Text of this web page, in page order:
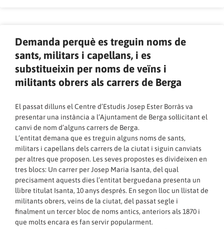
Demanda perquè es treguin noms de
sants, militars i capellans, i es
substitueixin per noms de veïns i
militants obrers als carrers de Berga
El passat dilluns el Centre d’Estudis Josep Ester Borràsva
presentar una instància a l’Ajuntament de Berga sol·licitant el
canvi de nom d’alguns carrers de Berga.
L’entitat demana que es treguin alguns noms de sants,
militars i capellans dels carrers de la ciutat i siguin canviats
per altres que proposen. Les seves propostes es divideixen en
tres blocs: Un carrer per Josep Maria Isanta, del qual
precisament aquests dies l’entitat berguedana presenta un
llibre titulat Isanta, 10 anys després. En segon lloc un llistat de
militants obrers, veins de la ciutat, del passat segle i
finalment un tercer bloc de noms antics, anteriors als 1870 i
que molts encara es fan servir popularment.